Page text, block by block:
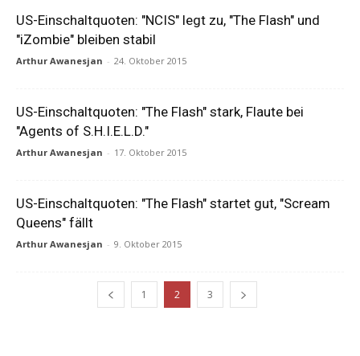
US-Einschaltquoten: "NCIS" legt zu, "The Flash" und
"iZombie" bleiben stabil
Arthur Awanesjan - 24. Oktober 2015
US-Einschaltquoten: "The Flash" stark, Flaute bei
"Agents of S.H.I.E.L.D."
Arthur Awanesjan - 17. Oktober 2015
US-Einschaltquoten: "The Flash" startet gut, "Scream
Queens" fällt
Arthur Awanesjan - 9. Oktober 2015
1 2 3